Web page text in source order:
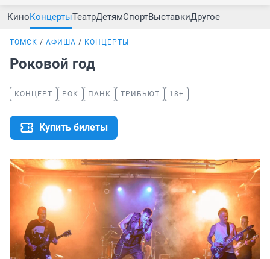
КиноКонцертыТеатрДетямСпортВыставкиДругое
ТОМСК АФИША КОНЦЕРТЫ
Роковой год
КОНЦЕРТ РОК ПАНК ТРИБЬЮТ 18+
Купить билеты